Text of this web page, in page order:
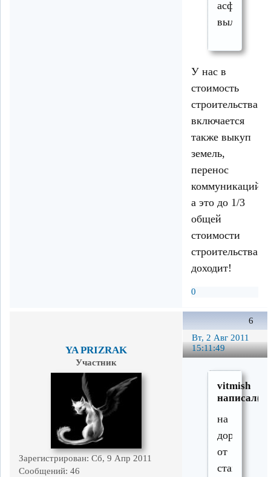
асфальта
вылетают.
У нас в
стоимость
строительства
включается
также выкуп
земель,
перенос
коммуникаций..
а это до 1/3
общей
стоимости
строительства
доходит!
0
6
Вт, 2 Авг 2011
15:11:49
YA PRIZRAK
Участник
Зарегистрирован: Сб, 9 Апр 2011
Сообщений: 46
vitmish
на
дороге
от
станции